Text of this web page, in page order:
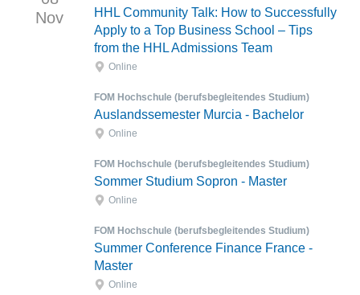
Nov
HHL Community Talk: How to Successfully
Apply to a Top Business School – Tips
from the HHL Admissions Team
Online
FOM Hochschule (berufsbegleitendes Studium)
Auslandssemester Murcia - Bachelor
Online
FOM Hochschule (berufsbegleitendes Studium)
Sommer Studium Sopron - Master
Online
FOM Hochschule (berufsbegleitendes Studium)
Summer Conference Finance France -
Master
Online